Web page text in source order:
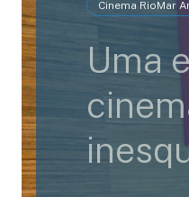
Cinema RioMar
Uma